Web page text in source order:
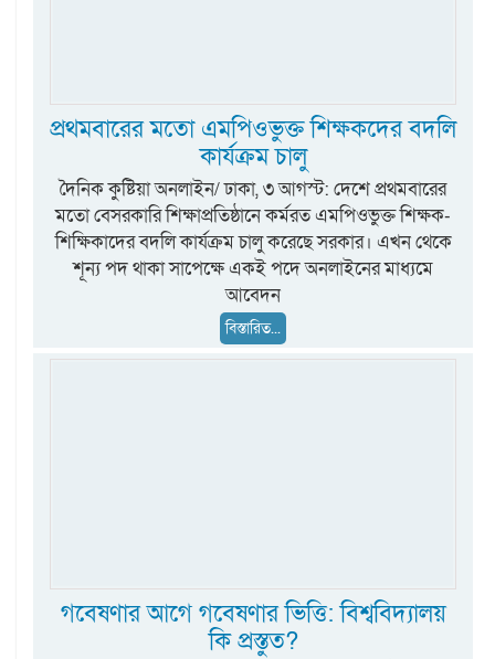
প্রথমবারের মতো এমপিওভুক্ত শিক্ষকদের বদলি
কার্যক্রম চালু
দৈনিক কুষ্টিয়া অনলাইন/ ঢাকা, ৩ আগস্ট: দেশে প্রথমবারের
মতো বেসরকারি শিক্ষাপ্রতিষ্ঠানে কর্মরত এমপিওভুক্ত শিক্ষক-
শিক্ষিকাদের বদলি কার্যক্রম চালু করেছে সরকার। এখন থেকে
শূন্য পদ থাকা সাপেক্ষে একই পদে অনলাইনের মাধ্যমে
আবেদন
বিস্তারিত...
গবেষণার আগে গবেষণার ভিত্তি: বিশ্ববিদ্যালয়
কি প্রস্তুত?